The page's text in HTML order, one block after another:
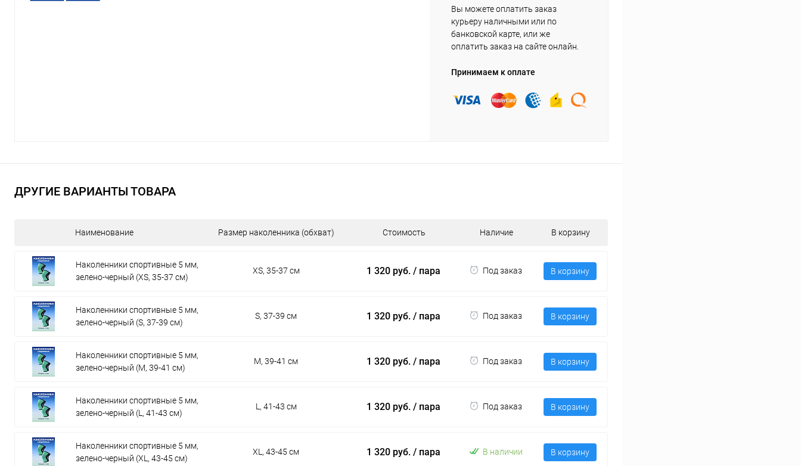
Вы можете оплатить заказ
курьеру наличными или по
банковской карте, или же
оплатить заказ на сайте онлайн.
Принимаем к оплате
ДРУГИЕ ВАРИАНТЫ ТОВАРА
Наименование Размер наколенника (обхват) Стоимость Наличие В корзину
Наколенники спортивные 5 мм,
зелено-черный (XS, 35-37 см)
XS, 35-37 см 1 320 руб. / пара Под заказ В корзину
Наколенники спортивные 5 мм,
зелено-черный (S, 37-39 см)
S, 37-39 см 1 320 руб. / пара Под заказ В корзину
Наколенники спортивные 5 мм,
зелено-черный (M, 39-41 см)
M, 39-41 см 1 320 руб. / пара Под заказ В корзину
Наколенники спортивные 5 мм,
зелено-черный (L, 41-43 см)
L, 41-43 см 1 320 руб. / пара Под заказ В корзину
Наколенники спортивные 5 мм,
зелено-черный (XL, 43-45 см)
XL, 43-45 см 1 320 руб. / пара В наличии В корзину